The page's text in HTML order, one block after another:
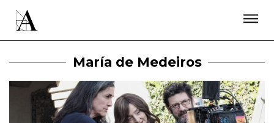
María de Medeiros
ÚNETE A LA ACADEMIA DE CINE
PRENSA
NEWSLETTER